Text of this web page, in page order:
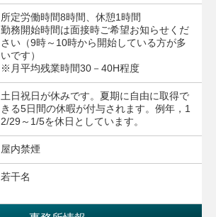
所定労働時間8時間、休憩1時間
勤務開始時間は面接時ご希望お知らせくだ
さい（9時～10時から開始している方が多
いです）
※月平均残業時間30－40H程度
土日祝日が休みです。夏期に自由に取得で
きる5日間の休暇が付与されます。例年，1
2/29～1/5を休日としています。
屋内禁煙
若干名